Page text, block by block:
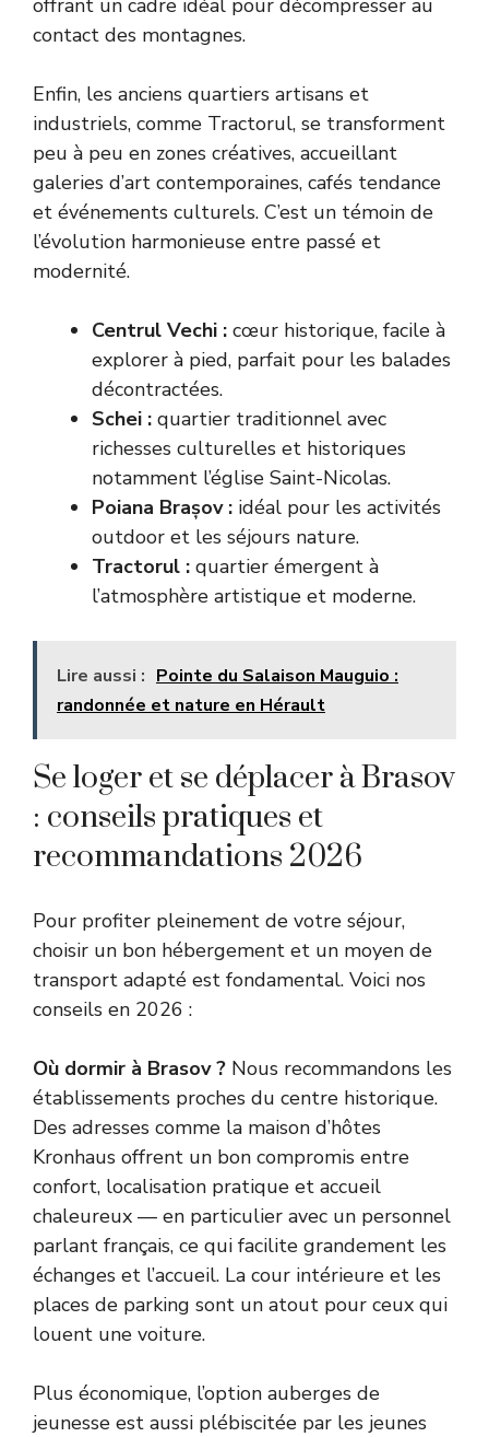
offrant un cadre idéal pour décompresser au
contact des montagnes.
Enfin, les anciens quartiers artisans et
industriels, comme Tractorul, se transforment
peu à peu en zones créatives, accueillant
galeries d’art contemporaines, cafés tendance
et événements culturels. C’est un témoin de
l’évolution harmonieuse entre passé et
modernité.
Centrul Vechi : cœur historique, facile à
explorer à pied, parfait pour les balades
décontractées.
Schei : quartier traditionnel avec
richesses culturelles et historiques
notamment l’église Saint-Nicolas.
Poiana Brașov : idéal pour les activités
outdoor et les séjours nature.
Tractorul : quartier émergent à
l’atmosphère artistique et moderne.
Lire aussi : Pointe du Salaison Mauguio :
randonnée et nature en Hérault
Se loger et se déplacer à Brasov
: conseils pratiques et
recommandations 2026
Pour profiter pleinement de votre séjour,
choisir un bon hébergement et un moyen de
transport adapté est fondamental. Voici nos
conseils en 2026 :
Où dormir à Brasov ? Nous recommandons les
établissements proches du centre historique.
Des adresses comme la maison d’hôtes
Kronhaus offrent un bon compromis entre
confort, localisation pratique et accueil
chaleureux — en particulier avec un personnel
parlant français, ce qui facilite grandement les
échanges et l’accueil. La cour intérieure et les
places de parking sont un atout pour ceux qui
louent une voiture.
Plus économique, l’option auberges de
jeunesse est aussi plébiscitée par les jeunes